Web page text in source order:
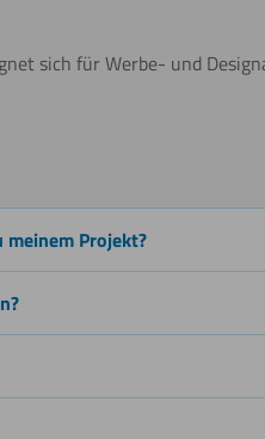
(Stichsäge)
sich für Werbe- und
Projekt?